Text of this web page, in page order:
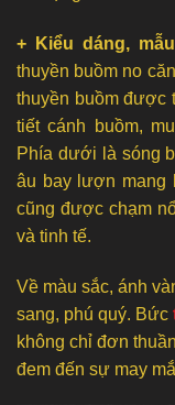
+ Kiểu dáng,
thuyền buồm no
thuyền buồm được
tiết cánh buồm,
Phía dưới là sóng
âu bay lượn mang
cũng được chạm
và tinh tế.
Về màu sắc, ánh
sang, phú quý. Bức
không chỉ đơn
đem đến sự may